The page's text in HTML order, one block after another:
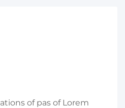
of pas of Lorem